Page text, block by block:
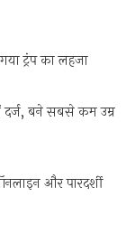
ट्रंप का लहजा
बने सबसे कम उम्र
और पारदर्शी